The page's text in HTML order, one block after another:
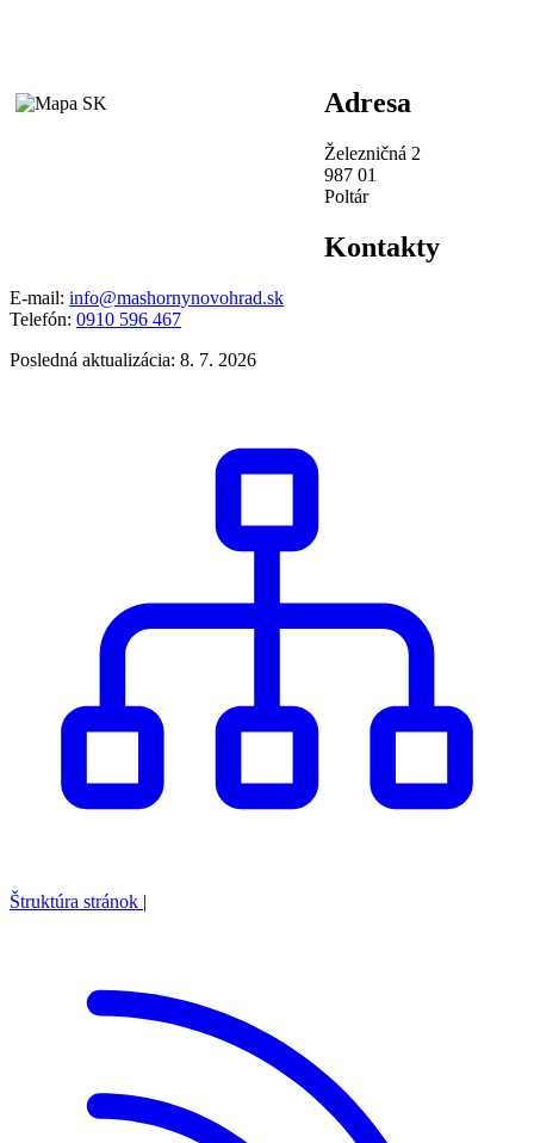
Adresa
Železničná 2
987 01
Poltár
Kontakty
E-mail: info@mashornynovohrad.sk
Telefón: 0910 596 467
Posledná aktualizácia: 8. 7. 2026
Štruktúra stránok |